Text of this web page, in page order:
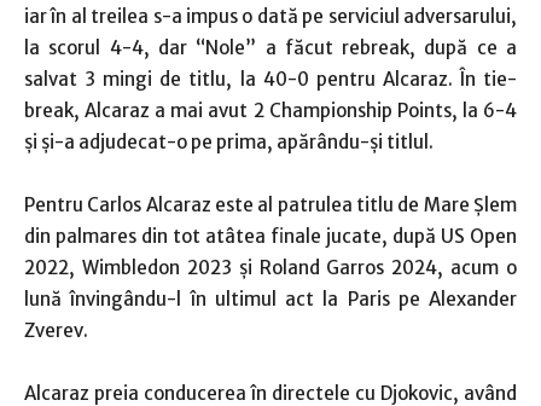
iar în al treilea s-a impus o dată pe serviciul adversarului,
la scorul 4-4, dar “Nole” a făcut rebreak, după ce a
salvat 3 mingi de titlu, la 40-0 pentru Alcaraz. În tie-
break, Alcaraz a mai avut 2 Championship Points, la 6-4
şi şi-a adjudecat-o pe prima, apărându-şi titlul.
Pentru Carlos Alcaraz este al patrulea titlu de Mare Şlem
din palmares din tot atâtea finale jucate, după US Open
2022, Wimbledon 2023 şi Roland Garros 2024, acum o
lună învingându-l în ultimul act la Paris pe Alexander
Zverev.
Alcaraz preia conducerea în directele cu Djokovic, având